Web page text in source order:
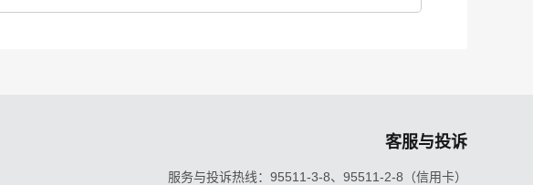
客服与投诉
服务与投诉热线：95511-3-8、95511-2-8（信用卡）